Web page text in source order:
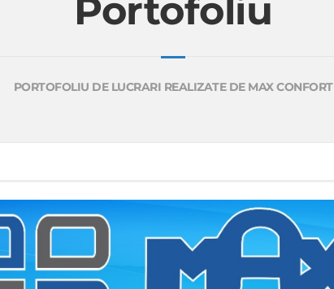
Portofoliu
PORTOFOLIU DE LUCRARI REALIZATE DE MAX CONFORT